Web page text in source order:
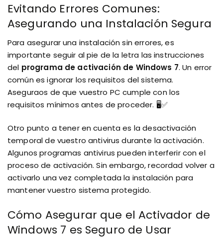
Evitando Errores Comunes:
Asegurando una Instalación Segura
Para asegurar una instalación sin errores, es
importante seguir al pie de la letra las instrucciones
del programa de activación de Windows 7. Un error
común es ignorar los requisitos del sistema.
Aseguraos de que vuestro PC cumple con los
requisitos mínimos antes de proceder. 🖥️✅
Otro punto a tener en cuenta es la desactivación
temporal de vuestro antivirus durante la activación.
Algunos programas antivirus pueden interferir con el
proceso de activación. Sin embargo, recordad volver a
activarlo una vez completada la instalación para
mantener vuestro sistema protegido.
Cómo Asegurar que el Activador de
Windows 7 es Seguro de Usar